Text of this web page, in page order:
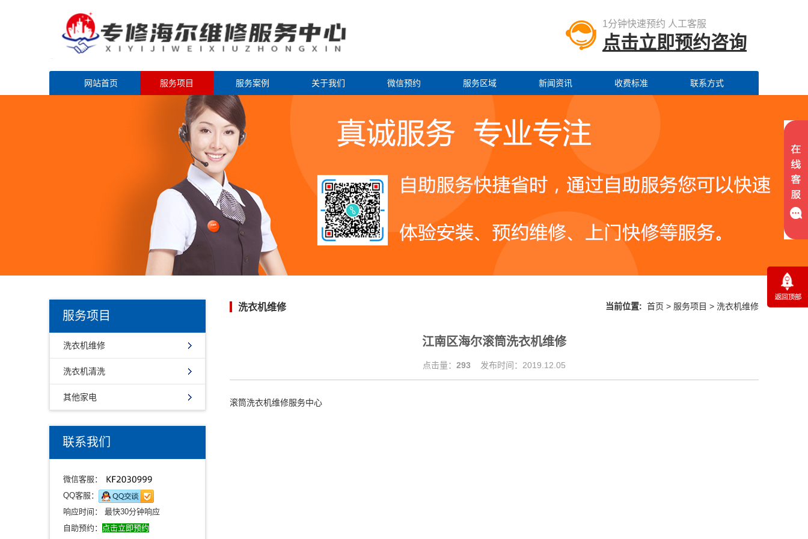
1分钟快速预约 人工客服
点击立即预约咨询
网站首页 服务项目 服务案例 关于我们 微信预约 服务区域 新闻资讯 收费标准 联系方式
服务项目
洗衣机维修
洗衣机清洗
其他家电
联系我们
微信客服：
QQ客服：
响应时间： 最快30分钟响应
自助预约： 点击立即预约
洗衣机维修 当前位置: 首页 > 服务项目 > 洗衣机维修
江南区海尔滚筒洗衣机维修
点击量： 293 发布时间：2019.12.05
滚筒洗衣机维修服务中心